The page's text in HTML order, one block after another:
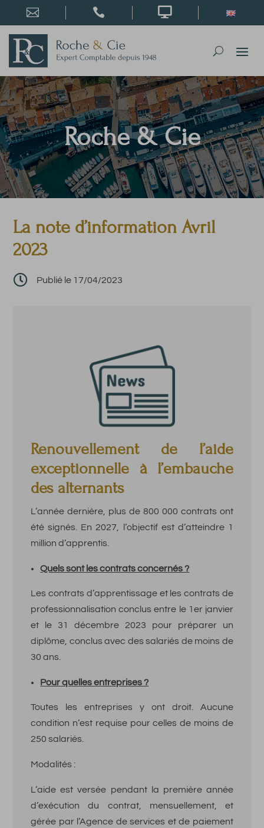
  
Roche & Cie
La note d’information Avril
2023
 Publié le 17/04/2023
Renouvellement de l’aide
exceptionnelle à l’embauche
des alternants
L’année dernière, plus de 800 000 contrats ont
été signés. En 2027, l’objectif est d’atteindre 1
million d’apprentis.
Quels sont les contrats concernés ?
Les contrats d’apprentissage et les contrats de
professionnalisation conclus entre le 1er janvier
et le 31 décembre 2023 pour préparer un
diplôme, conclus avec des salariés de moins de
30 ans.
Pour quelles entreprises ?
Toutes les entreprises y ont droit. Aucune
condition n’est requise pour celles de moins de
250 salariés.
Modalités :
L’aide est versée pendant la première année
d’exécution du contrat, mensuellement, et
gérée par l’Agence de services et de paiement